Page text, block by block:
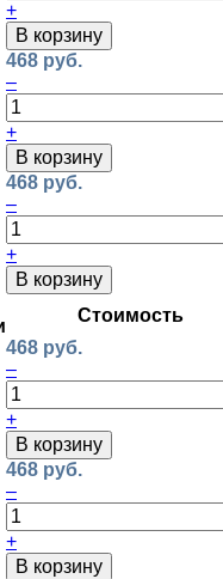
+
В корзину
468 руб.
–
+
В корзину
468 руб.
–
+
В корзину
Стоимость
468 руб.
–
+
В корзину
468 руб.
–
+
В корзину